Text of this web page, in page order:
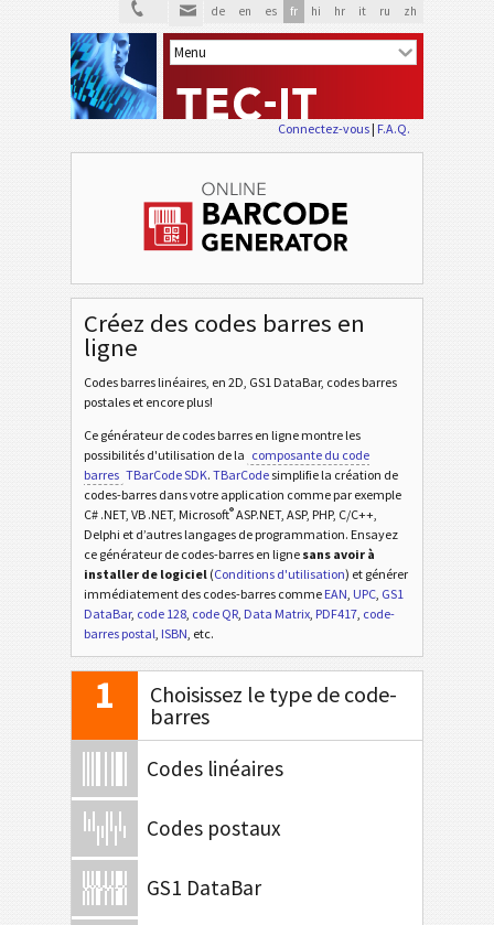
de en es fr hi hr it ru zh
Connectez-vous| F.A.Q.
Créez des codes barres en
ligne
Codes barres linéaires, en 2D, GS1 DataBar, codes barres
postales et encore plus!
Ce générateur de codes barres en ligne montre les
possibilités d'utilisation de la composante du code
barres TBarCode SDK. TBarCodesimplifie la création de
codes-barres dans votre application comme par exemple
C# .NET, VB .NET, Microsoft®ASP.NET, ASP, PHP, C/C++,
Delphi et d’autres langages de programmation. Ensayez
ce générateur de codes-barres en ligne sans avoir à
installer de logiciel (Conditions d'utilisation) et générer
immédiatement des codes-barres comme EAN, UPC, GS1
DataBar, code 128, code QR, Data Matrix, PDF417, code-
barres postal, ISBN, etc.
1
Choisissez le type de code-
barres
Codes linéaires
Codes postaux
GS1 DataBar